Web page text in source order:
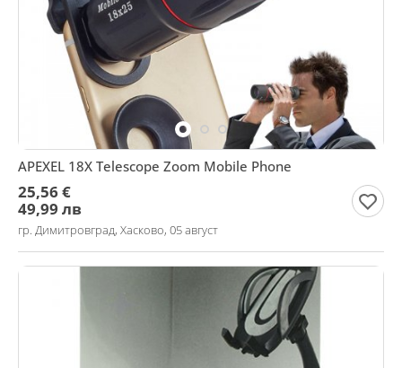
APEXEL 18X Telescope Zoom Mobile Phone
25,56 €
49,99 лв
гр. Димитровград, Хасково, 05 август